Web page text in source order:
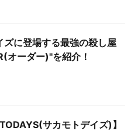
ズに登場する最強の殺し屋
オーダー)"を紹介！
サカモトデイズ)】